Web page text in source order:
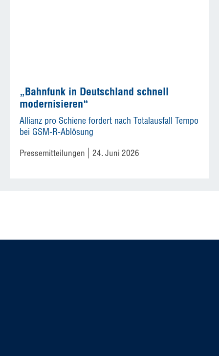
„Bahnfunk in Deutschland schnell
modernisieren“
Allianz pro Schiene fordert nach Totalausfall Tempo
bei GSM-R-Ablösung
Pressemitteilungen 24. Juni 2026